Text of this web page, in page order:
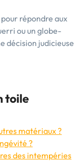
répondre aux
ou un globe-
décision judicieuse
toile
matériaux ?
?
des intempéries